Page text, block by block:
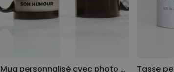
Mug personnalisé avec photo et texte